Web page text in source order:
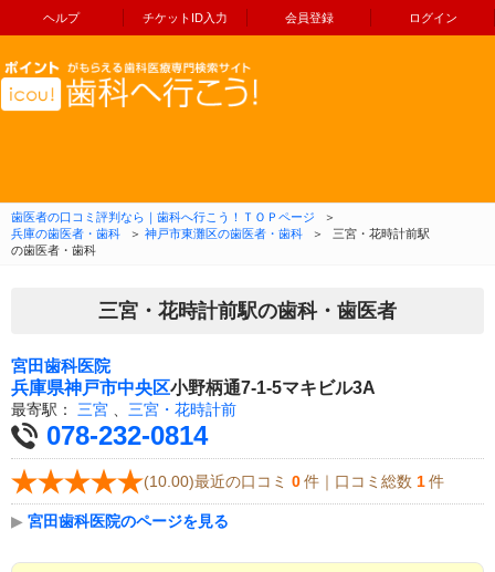
ヘルプ チケットID入力 会員登録 ログイン
コンテンツへ移動
歯医者の口コミ評判なら｜歯科へ行こう！ＴＯＰページ
＞
兵庫の歯医者・歯科
＞ 神戸市東灘区の歯医者・歯科 ＞
三宮・花時計前駅
の歯医者・歯科
三宮・花時計前駅の歯科・歯医者
宮田歯科医院
兵庫県神戸市中央区小野柄通7-1-5マキビル3A
最寄駅： 三宮 三宮・花時計前
078-232-0814
(10.00)最近の口コミ 0 件｜口コミ総数 1 件
▶ 宮田歯科医院のページを見る